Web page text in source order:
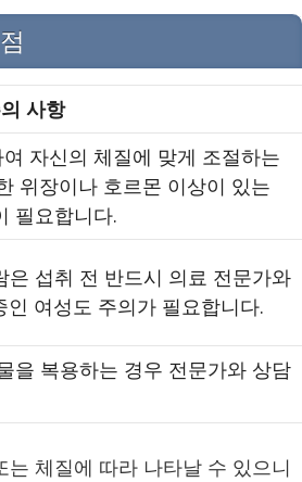
사항
자신의 체질에 맞게 조절하는
위장이나 호르몬 이상이 있는
필요합니다.
섭취 전 반드시 의료 전문가와
여성도 주의가 필요합니다.
을 복용하는 경우 전문가와 상담
체질에 따라 나타날 수 있으니